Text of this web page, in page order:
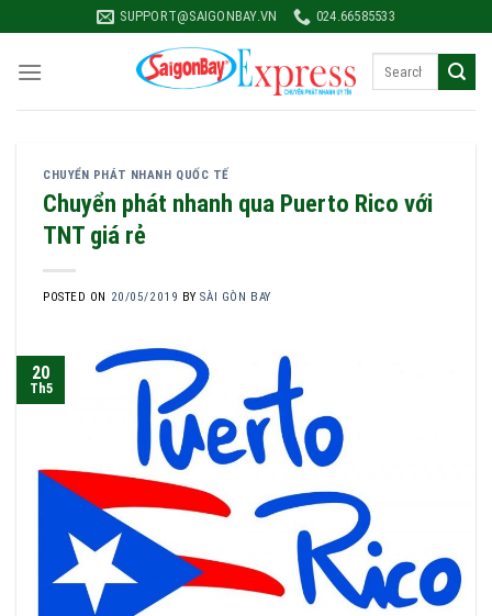
to
content
SUPPORT@SAIGONBAY.VN 024.66585533
CHUYỂN PHÁT NHANH QUỐC TẾ
Chuyển phát nhanh qua Puerto Rico với
TNT giá rẻ
POSTED ON 20/05/2019 BYSÀI GÒN BAY
20
Th5